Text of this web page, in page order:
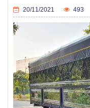
20/11/2021 493